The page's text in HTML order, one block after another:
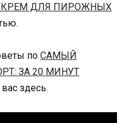
ДЛЯ ПИРОЖНЫХ
по САМЫЙ
ЗА 20 МИНУТ
здесь.